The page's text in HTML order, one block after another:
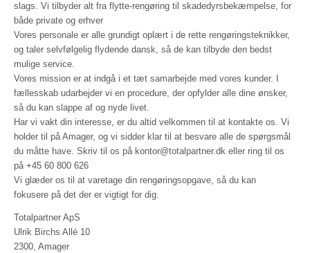
slags. Vi tilbyder alt fra flytte-rengøring til skadedyrsbekæmpelse, for
både private og erhver
Vores personale er alle grundigt oplært i de rette rengøringsteknikker,
og taler selvfølgelig flydende dansk, så de kan tilbyde den bedst
mulige service.
Vores mission er at indgå i et tæt samarbejde med vores kunder. I
fællesskab udarbejder vi en procedure, der opfylder alle dine ønsker,
så du kan slappe af og nyde livet.
Har vi vakt din interesse, er du altid velkommen til at kontakte os. Vi
holder til på Amager, og vi sidder klar til at besvare alle de spørgsmål
du måtte have. Skriv til os på kontor@totalpartner.dk eller ring til os
på +45 60 800 626
Vi glæder os til at varetage din rengøringsopgave, så du kan
fokusere på det der er vigtigt for dig.
Totalpartner ApS
Ulrik Birchs Allé 10
2300, Amager